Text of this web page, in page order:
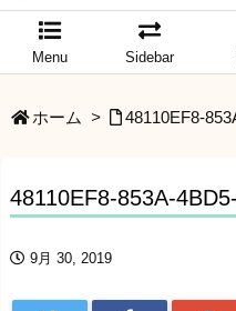
Menu Sidebar
ホーム > 48110EF8-
48110EF8-853A-
9月 30, 2019